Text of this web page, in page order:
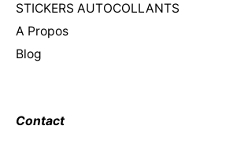
STICKERS AUTOCOLLANTS
A Propos
Blog
Contact